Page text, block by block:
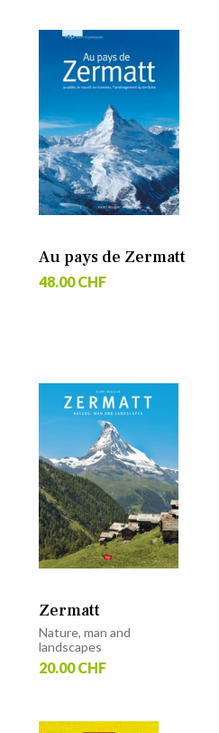
Au pays de Zermatt
48.00 CHF
Zermatt
Nature, man and
landscapes
20.00 CHF